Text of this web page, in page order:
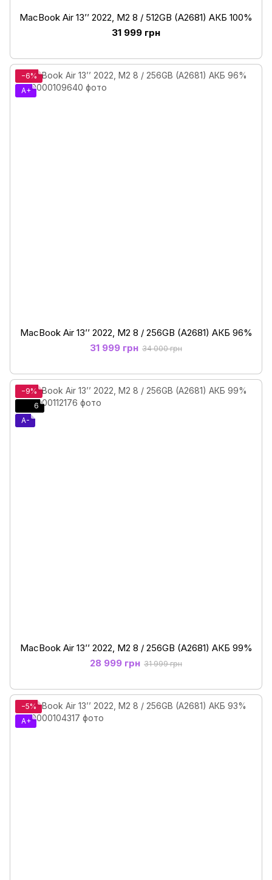
MacBook Air 13’’ 2022, М2 8 / 512GB (A2681) АКБ 100%
31 999 грн
−6%
A+
MacBook Air 13’’ 2022, М2 8 / 256GB (A2681) АКБ 96%
31 999 грн 34 000 грн
−9%
6
A-
MacBook Air 13’’ 2022, М2 8 / 256GB (A2681) АКБ 99%
28 999 грн 31 999 грн
−5%
A+